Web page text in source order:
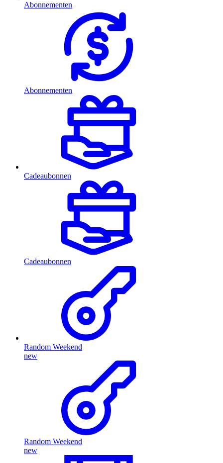
Abonnementen
Abonnementen
Cadeaubonnen
Cadeaubonnen
Random Weekend
new
Random Weekend
new